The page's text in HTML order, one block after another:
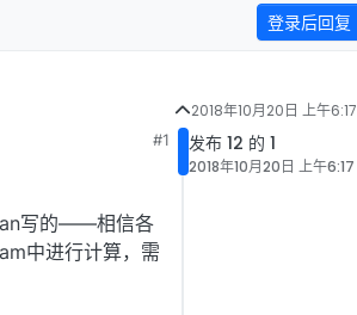
登录后回复
#1
写的——相信各
中进行计算，需
2018年10月20日 上午6:17
发布 12 的 1
2018年10月20日 上午6:17